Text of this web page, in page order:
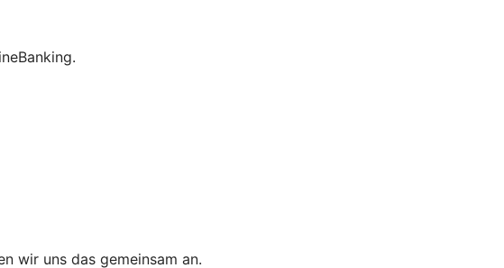
wir uns das gemeinsam an.